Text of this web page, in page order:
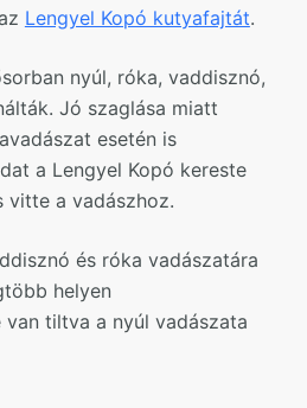
Lengyel Kopó kutyafajtát.
nyúl, róka, vaddisznó,
Jó szaglása miatt
esetén is
a Lengyel Kopó kereste
vitte a vadászhoz.
és róka vadászatára
helyen
van tiltva a nyúl vadászata